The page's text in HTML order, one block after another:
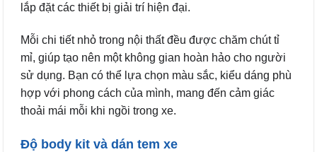
lắp đặt các thiết bị giải trí hiện đại.
Mỗi chi tiết nhỏ trong nội thất đều được chăm chút tỉ
mỉ, giúp tạo nên một không gian hoàn hảo cho người
sử dụng. Bạn có thể lựa chọn màu sắc, kiểu dáng phù
hợp với phong cách của mình, mang đến cảm giác
thoải mái mỗi khi ngồi trong xe.
Độ body kit và dán tem xe